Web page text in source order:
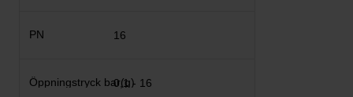
16
0,1 - 16